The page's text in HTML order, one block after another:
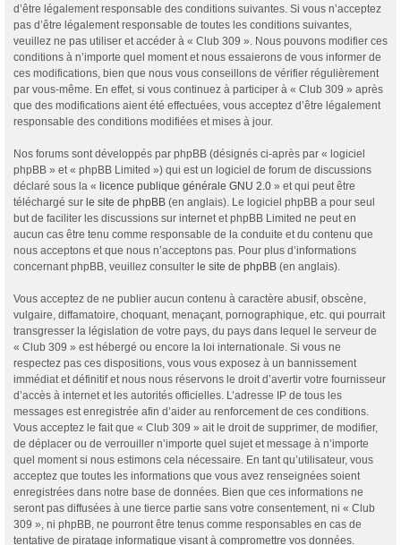
d’être légalement responsable des conditions suivantes. Si vous n’acceptez
pas d’être légalement responsable de toutes les conditions suivantes,
veuillez ne pas utiliser et accéder à « Club 309 ». Nous pouvons modifier ces
conditions à n’importe quel moment et nous essaierons de vous informer de
ces modifications, bien que nous vous conseillons de vérifier régulièrement
par vous-même. En effet, si vous continuez à participer à « Club 309 » après
que des modifications aient été effectuées, vous acceptez d’être légalement
responsable des conditions modifiées et mises à jour.
Nos forums sont développés par phpBB (désignés ci-après par « logiciel
phpBB » et « phpBB Limited ») qui est un logiciel de forum de discussions
déclaré sous la « licence publique générale GNU 2.0 » et qui peut être
téléchargé sur le site de phpBB (en anglais). Le logiciel phpBB a pour seul
but de faciliter les discussions sur internet et phpBB Limited ne peut en
aucun cas être tenu comme responsable de la conduite et du contenu que
nous acceptons et que nous n’acceptons pas. Pour plus d’informations
concernant phpBB, veuillez consulter le site de phpBB (en anglais).
Vous acceptez de ne publier aucun contenu à caractère abusif, obscène,
vulgaire, diffamatoire, choquant, menaçant, pornographique, etc. qui pourrait
transgresser la législation de votre pays, du pays dans lequel le serveur de
« Club 309 » est hébergé ou encore la loi internationale. Si vous ne
respectez pas ces dispositions, vous vous exposez à un bannissement
immédiat et définitif et nous nous réservons le droit d’avertir votre fournisseur
d’accès à internet et les autorités officielles. L’adresse IP de tous les
messages est enregistrée afin d’aider au renforcement de ces conditions.
Vous acceptez le fait que « Club 309 » ait le droit de supprimer, de modifier,
de déplacer ou de verrouiller n’importe quel sujet et message à n’importe
quel moment si nous estimons cela nécessaire. En tant qu’utilisateur, vous
acceptez que toutes les informations que vous avez renseignées soient
enregistrées dans notre base de données. Bien que ces informations ne
seront pas diffusées à une tierce partie sans votre consentement, ni « Club
309 », ni phpBB, ne pourront être tenus comme responsables en cas de
tentative de piratage informatique visant à compromettre vos données.